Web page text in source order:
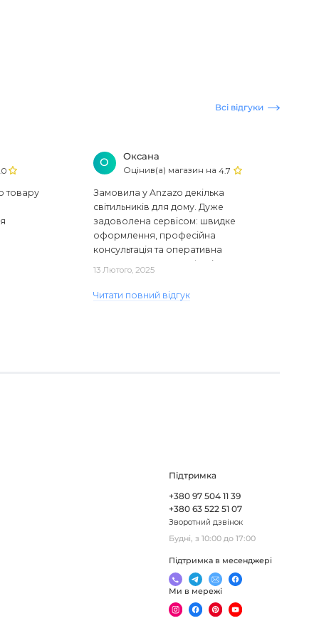
Всі відгуки
товару
О
Оксана
Оцінив(а) магазин на4.7
Замовила у Anzazo декілька
світильників для дому. Дуже
задоволена сервісом: швидке
оформлення, професійна
консультація та оперативна
доставка. Один з плафонів, на жаль,
13 Лютого, 2025
Читати повний відгук
Підтримка
+380 97 504 11 39
+380 63 522 51 07
Зворотний дзвінок
Будні, з 10:00 до 17:00
Підтримка в месенджері
Ми в мережі